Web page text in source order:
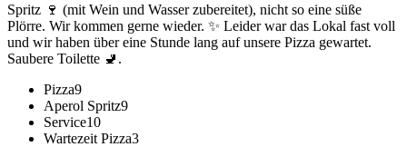
Spritz 🍷 (mit Wein und Wasser zubereitet), nicht so eine süße
Plörre. Wir kommen gerne wieder. ✨️ Leider war das Lokal fast voll
und wir haben über eine Stunde lang auf unsere Pizza gewartet.
Saubere Toilette 🚽.
Pizza9
Aperol Spritz9
Service10
Wartezeit Pizza3